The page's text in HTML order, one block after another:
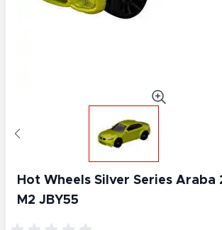
Hot Wheels Silver Series Araba
M2 JBY55